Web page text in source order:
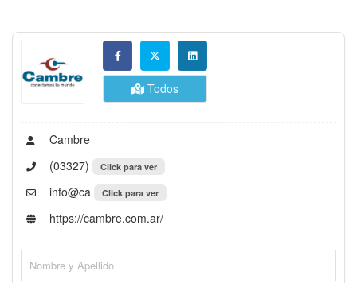
Todos
Cambre
(03327)
Click para ver
info@ca Click para ver
https://cambre.com.ar/